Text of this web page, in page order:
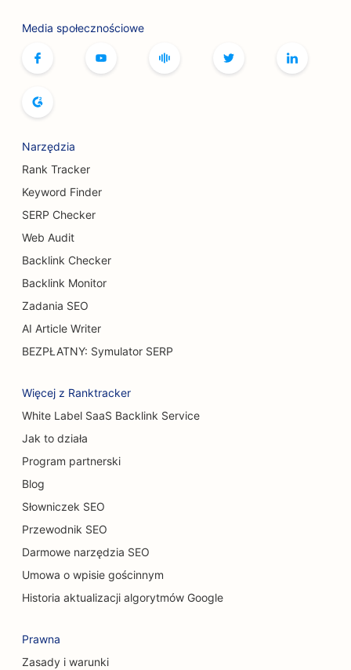
SEO dla kawiarni z grami planszowymi
SEO dla browarów
Pozycjonowanie usług powiększania piersi
SEO dla burger trucków
SEO dla chirurgów oparzeń
SEO dla kawiarni
SEO dla cukierni
SEO dla restauracji typu Casual Dining
SEO dla myjni samochodowych
SEO dla chiropraktyków
SEO dla kawiarni dla kotów
SEO dla sklepów odzieżowych
Media społecznościowe
Narzędzia
Rank Tracker
Keyword Finder
SERP Checker
Web Audit
Backlink Checker
Backlink Monitor
Zadania SEO
AI Article Writer
BEZPŁATNY: Symulator SERP
Więcej z Ranktracker
White Label SaaS Backlink Service
Jak to działa
Program partnerski
Blog
Słowniczek SEO
Przewodnik SEO
Darmowe narzędzia SEO
Umowa o wpisie gościnnym
Historia aktualizacji algorytmów Google
Prawna
Zasady i warunki